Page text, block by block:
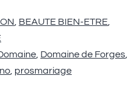
BEAUTE BIEN-ETRE
Domaine de Forges
prosmariage